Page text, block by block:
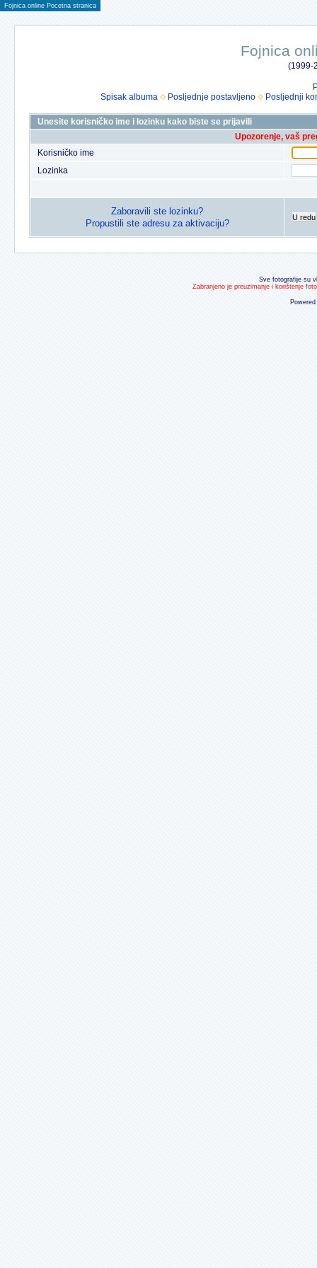
Fojnica online Pocetna stranica
Fojnica
(1999-
Spisak albuma
Posljednje postavljeno Posljednji
Unesite korisničko ime i lozinku kako biste se prijavili
Upozorenje, vaš
Korisničko ime
Lozinka
Zaboravili ste lozinku?
Propustili ste adresu za aktivaciju?
U redu
Sve fotografije su
Zabranjeno je preuzimanje i korištenje